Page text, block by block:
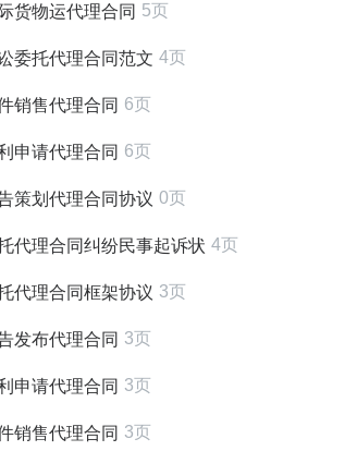
货物运代理合同 5页
委托代理合同范文 4页
销售代理合同 6页
申请代理合同 6页
策划代理合同协议 0页
代理合同纠纷民事起诉状 4页
代理合同框架协议 3页
发布代理合同 3页
申请代理合同 3页
销售代理合同 3页